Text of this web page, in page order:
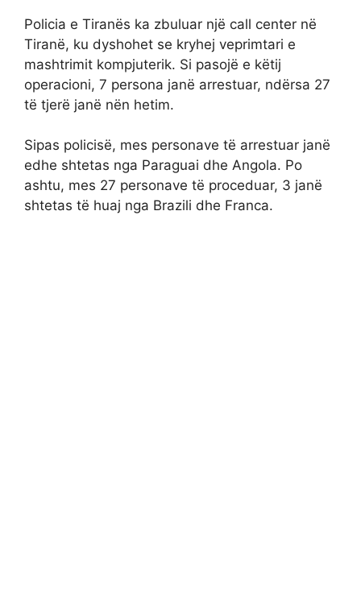
Policia e Tiranës ka zbuluar një call center në
Tiranë, ku dyshohet se kryhej veprimtari e
mashtrimit kompjuterik. Si pasojë e këtij
operacioni, 7 persona janë arrestuar, ndërsa 27
të tjerë janë nën hetim.
Sipas policisë, mes personave të arrestuar janë
edhe shtetas nga Paraguai dhe Angola. Po
ashtu, mes 27 personave të proceduar, 3 janë
shtetas të huaj nga Brazili dhe Franca.